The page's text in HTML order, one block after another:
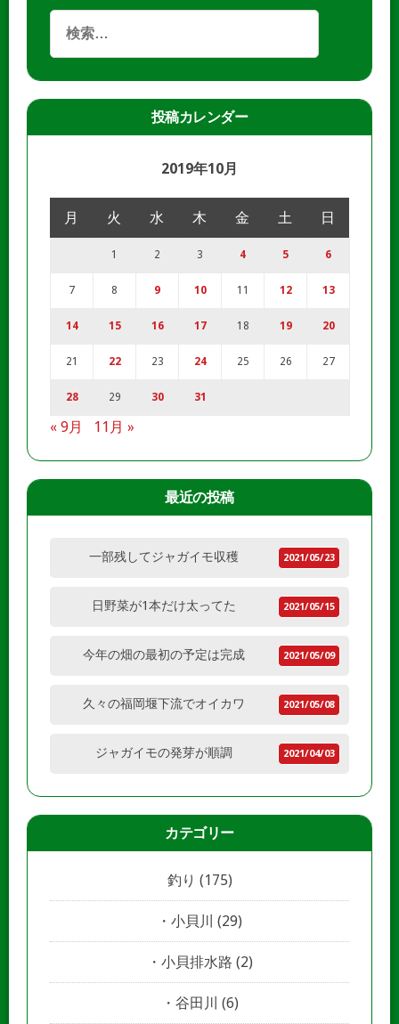
投稿カレンダー
2019年10月
月 火 水 木 金 土 日
1 2 3 4 5 6
7 8 9 10 11 12 13
14 15 16 17 18 19 20
21 22 23 24 25 26 27
28 29 30 31
« 9月 11月 »
最近の投稿
一部残してジャガイモ収穫 2021/05/23
日野菜が1本だけ太ってた 2021/05/15
今年の畑の最初の予定は完成 2021/05/09
久々の福岡堰下流でオイカワ 2021/05/08
ジャガイモの発芽が順調 2021/04/03
カテゴリー
釣り (175)
小貝川 (29)
小貝排水路 (2)
谷田川 (6)